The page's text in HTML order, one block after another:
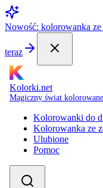
Nowość: kolorowanka
teraz
Kolorki.net
Magiczny świat
Kolorowanki do
Kolorowanka ze
Ulubione
Pomoc